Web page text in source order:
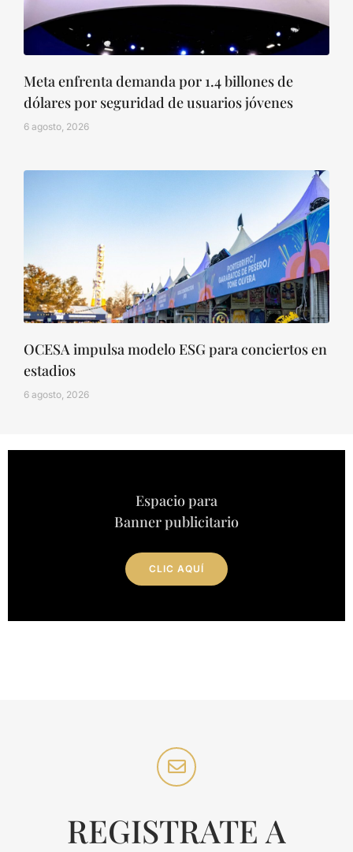
Meta enfrenta demanda por 1.4 billones de
dólares por seguridad de usuarios jóvenes
6 agosto, 2026
OCESA impulsa modelo ESG para conciertos en
estadios
6 agosto, 2026
Espacio para
Banner publicitario
CLIC AQUÍ
REGISTRATE A